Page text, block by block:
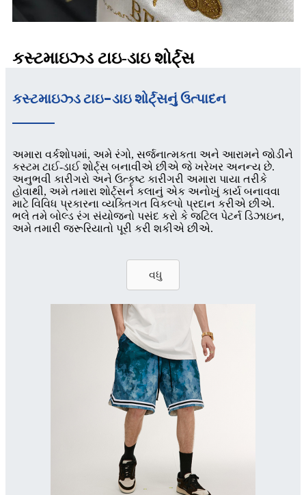
કસ્ટમાઇઝ્ડ ટાઇ-ડાઇ શોર્ટ્સ
કસ્ટમાઇઝ્ડ ટાઇ-ડાઇ શોર્ટ્સનું ઉત્પાદન
અમારા વર્કશોપમાં, અમે રંગો, સર્જનાત્મકતા અને આરામને જોડીને
કસ્ટમ ટાઈ-ડાઈ શોર્ટ્સ બનાવીએ છીએ જે ખરેખર અનન્ય છે.
અનુભવી કારીગરો અને ઉત્કૃષ્ટ કારીગરી અમારા પાયા તરીકે
હોવાથી, અમે તમારા શોર્ટ્સને કલાનું એક અનોખું કાર્ય બનાવવા
માટે વિવિધ પ્રકારના વ્યક્તિગત વિકલ્પો પ્રદાન કરીએ છીએ.
ભલે તમે બોલ્ડ રંગ સંયોજનો પસંદ કરો કે જટિલ પેટર્ન ડિઝાઇન,
અમે તમારી જરૂરિયાતો પૂરી કરી શકીએ છીએ.
વધુ